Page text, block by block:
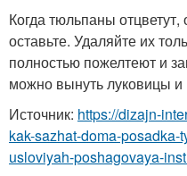
Когда тюльпаны
оставьте. Удаляйте их
полностью пожелтеют и
можно вынуть луковицы и
Источник: https://dizajn-
kak-sazhat-doma-
usloviyah-poshagovaya-